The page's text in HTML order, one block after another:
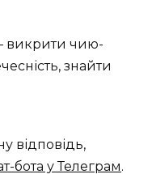
викрити чию-
знайти
відповідь,
бота у Телеграм.